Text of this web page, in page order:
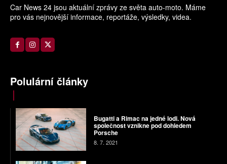
Car News 24 jsou aktuální zprávy ze světa auto-moto. Máme
pro vás nejnovější informace, reportáže, výsledky, videa.
Polulární články
Bugatti a Rimac na jedné lodi. Nová
společnost vznikne pod dohledem
Porsche
8. 7. 2021